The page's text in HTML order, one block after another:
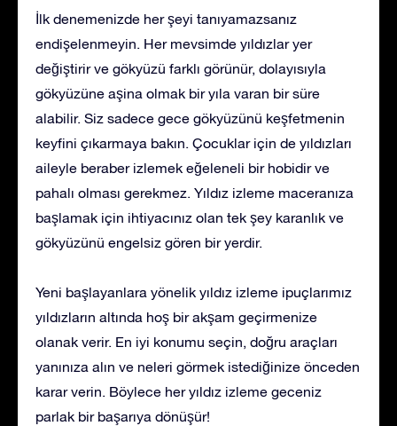
İlk denemenizde her şeyi tanıyamazsanız
endişelenmeyin. Her mevsimde yıldızlar yer
değiştirir ve gökyüzü farklı görünür, dolayısıyla
gökyüzüne aşina olmak bir yıla varan bir süre
alabilir. Siz sadece gece gökyüzünü keşfetmenin
keyfini çıkarmaya bakın. Çocuklar için de yıldızları
aileyle beraber izlemek eğeleneli bir hobidir ve
pahalı olması gerekmez. Yıldız izleme maceranıza
başlamak için ihtiyacınız olan tek şey karanlık ve
gökyüzünü engelsiz gören bir yerdir.
Yeni başlayanlara yönelik yıldız izleme ipuçlarımız
yıldızların altında hoş bir akşam geçirmenize
olanak verir. En iyi konumu seçin, doğru araçları
yanınıza alın ve neleri görmek istediğinize önceden
karar verin. Böylece her yıldız izleme geceniz
parlak bir başarıya dönüşür!